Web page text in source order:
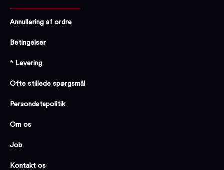
Annullering af ordre
Betingelser
* Levering
Ofte stillede spørgsmål
Persondatapolitik
Om os
Job
Kontakt os